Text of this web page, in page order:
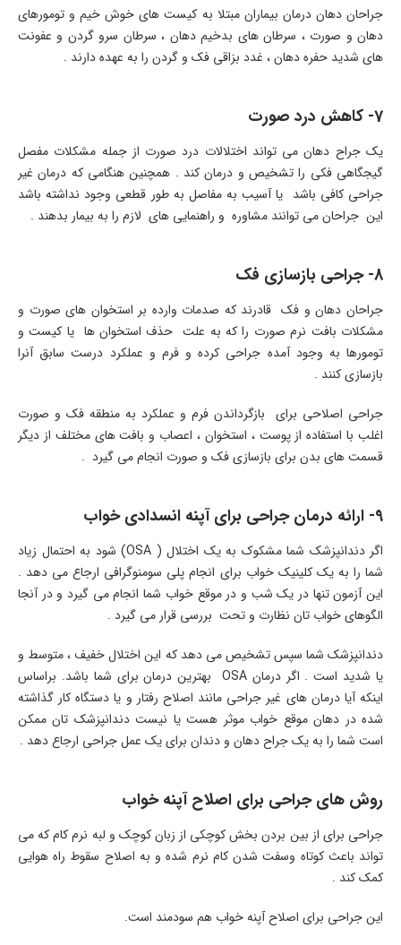
جراحان دهان درمان بیماران مبتلا به کیست های خوش خیم و تومورهای
دهان و صورت ، سرطان های بدخیم دهان ، سرطان سرو گردن و عفونت
های شدید حفره دهان ، غدد بزاقی فک و گردن را به عهده دارند .
7- کاهش درد صورت
یک جراح دهان می تواند اختلالات درد صورت از جمله مشکلات مفصل
گیجگاهی فکی را تشخیص و درمان کند . همچنین هنگامی که درمان غیر
جراحی کافی باشد یا آسیب به مفاصل به طور قطعی وجود نداشته باشد
این جراحان می توانند مشاوره و راهنمایی های لازم را به بیمار بدهند .
8- جراحی بازسازی فک
جراحان دهان و فک قادرند که صدمات وارده بر استخوان های صورت و
مشکلات بافت نرم صورت را که به علت حذف استخوان ها یا کیست و
تومورها به وجود آمده جراحی کرده و فرم و عملکرد درست سابق آنرا
بازسازی کنند .
جراحی اصلاحی برای بازگرداندن فرم و عملکرد به منطقه فک و صورت
اغلب با استفاده از پوست ، استخوان ، اعصاب و بافت های مختلف از دیگر
قسمت های بدن برای بازسازی فک و صورت انجام می گیرد .
9- ارائه درمان جراحی برای آپنه انسدادی خواب
اگر دندانپزشک شما مشکوک به یک اختلال ( OSA) شود به احتمال زیاد
شما را به یک کلینیک خواب برای انجام پلی سومنوگرافی ارجاع می دهد .
این آزمون تنها در یک شب و در موقع خواب شما انجام می گیرد و در آنجا
الگوهای خواب تان نظارت و تحت بررسی قرار می گیرد .
دندانپزشک شما سپس تشخیص می دهد که این اختلال خفیف ، متوسط و
یا شدید است . اگر درمان OSA بهترین درمان برای شما باشد. براساس
اینکه آیا درمان های غیر جراحی مانند اصلاح رفتار و یا دستگاه کار گذاشته
شده در دهان موقع خواب موثر هست یا نیست دندانپزشک تان ممکن
است شما را به یک جراح دهان و دندان برای یک عمل جراحی ارجاع دهد .
روش های جراحی برای اصلاح آپنه خواب
جراحی برای از بین بردن بخش کوچکی از زبان کوچک و لبه نرم کام که می
تواند باعث کوتاه وسفت شدن کام نرم شده و به اصلاح سقوط راه هوایی
کمک کند .
این جراحی برای اصلاح آپنه خواب هم سودمند است.